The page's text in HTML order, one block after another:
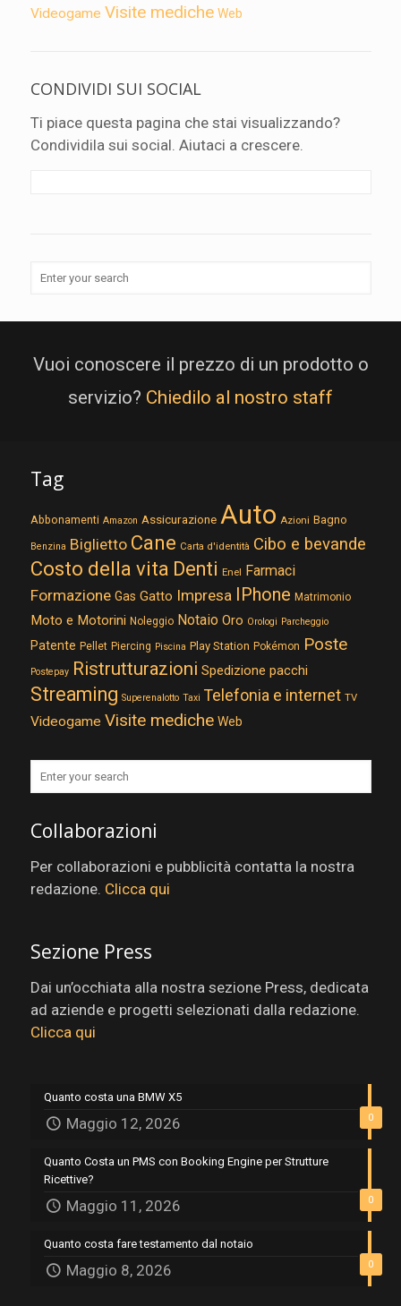
Videogame Visite mediche Web
CONDIVIDI SUI SOCIAL
Ti piace questa pagina che stai visualizzando?
Condividila sui social. Aiutaci a crescere.
Vuoi conoscere il prezzo di un prodotto o
servizio? Chiedilo al nostro staff
Tag
Abbonamenti Amazon Assicurazione Auto Azioni Bagno
Benzina Biglietto Cane Carta d'identità Cibo e bevande
Costo della vita Denti Enel Farmaci
Formazione Gas Gatto Impresa IPhone Matrimonio
Moto e Motorini Noleggio Notaio Oro Orologi Parcheggio
Patente Pellet Piercing Piscina Play Station Pokémon Poste
Postepay Ristrutturazioni Spedizione pacchi
Streaming Superenalotto Taxi Telefonia e internet TV
Videogame Visite mediche Web
Collaborazioni
Per collaborazioni e pubblicità contatta la nostra
redazione. Clicca qui
Sezione Press
Dai un’occhiata alla nostra sezione Press, dedicata
ad aziende e progetti selezionati dalla redazione.
Clicca qui
0
Quanto costa una BMW X5
Maggio 12, 2026
0
Quanto Costa un PMS con Booking Engine per Strutture
Ricettive?
Maggio 11, 2026
0
Quanto costa fare testamento dal notaio
Maggio 8, 2026